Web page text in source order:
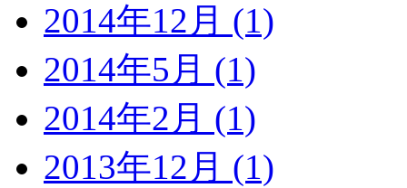
2014年12月 (1)
2014年5月 (1)
2014年2月 (1)
2013年12月 (1)